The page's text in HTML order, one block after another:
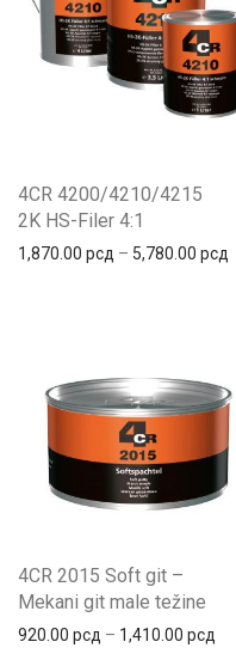
4CR 4200/4210/4215
2K HS-Filer 4:1
1,870.00 рсд – 5,780.00 рсд
4CR 2015 Soft git –
Mekani git male težine
920.00 рсд – 1,410.00 рсд